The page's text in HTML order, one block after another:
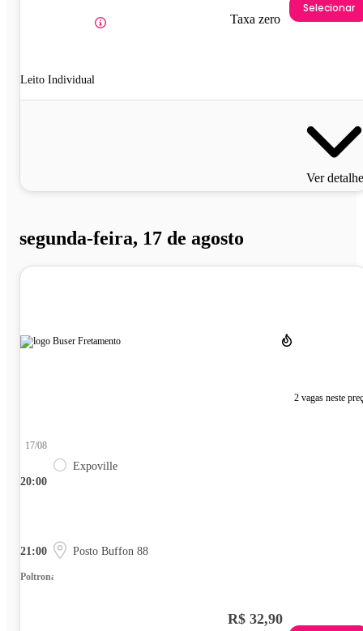
Leito Individual
Taxa zero
Selecionar
Ver
segunda-feira, 17 de agosto
2 vagas neste
20:00
17/08
Expoville
21:00 Posto Buffon 88
Poltrona
R$ 32,90